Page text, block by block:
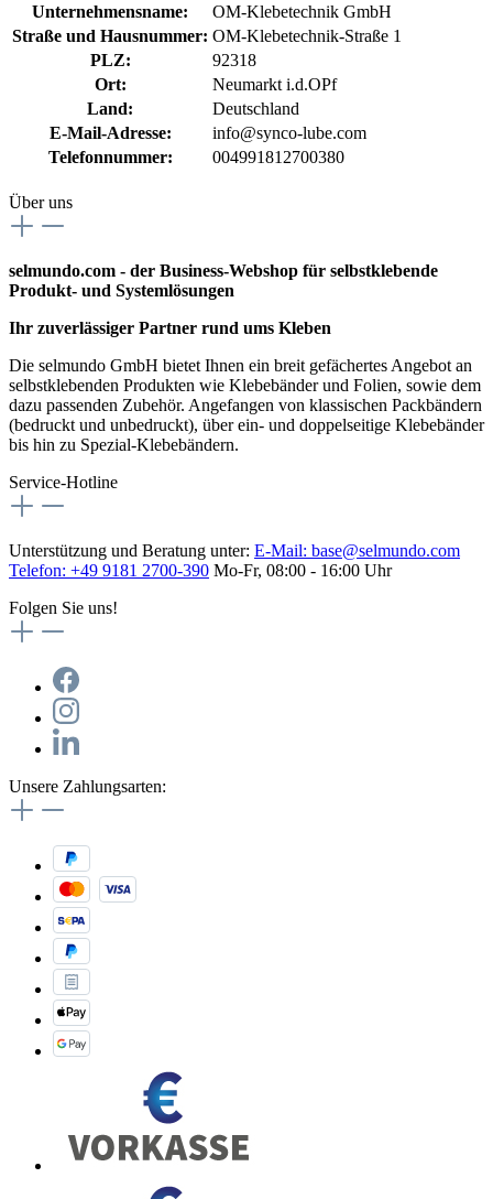
Unternehmensname:
OM-Klebetechnik GmbH
Straße und Hausnummer: OM-Klebetechnik-Straße 1
PLZ:
92318
Ort:
Neumarkt i.d.OPf
Land:
Deutschland
E-Mail-Adresse:
info@synco-lube.com
Telefonnummer:
004991812700380
Über uns
selmundo.com - der Business-Webshop für selbstklebende
Produkt- und Systemlösungen
Ihr zuverlässiger Partner rund ums Kleben
Die selmundo GmbH bietet Ihnen ein breit gefächertes Angebot an
selbstklebenden Produkten wie Klebebänder und Folien, sowie dem
dazu passenden Zubehör. Angefangen von klassischen Packbändern
(bedruckt und unbedruckt), über ein- und doppelseitige Klebebänder
bis hin zu Spezial-Klebebändern.
Service-Hotline
Unterstützung und Beratung unter: E-Mail: base@selmundo.com
Telefon: +49 9181 2700-390 Mo-Fr, 08:00 - 16:00 Uhr
Folgen Sie uns!
Unsere Zahlungsarten: